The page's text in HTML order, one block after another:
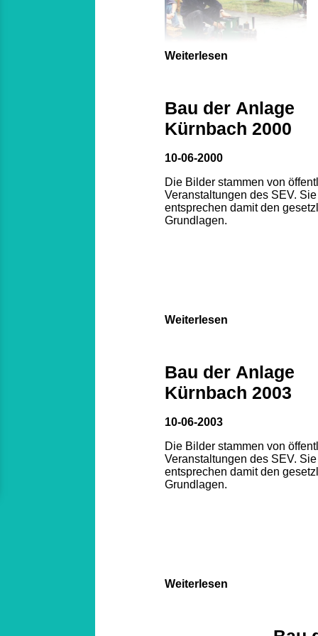
Weiterlesen
Bau der Anlage
Kürnbach 2000
10-06-2000
Die Bilder stammen von
Veranstaltungen des SEV. Sie
entsprechen damit den
Grundlagen.
Weiterlesen
Bau der Anlage
Kürnbach 2003
10-06-2003
Die Bilder stammen von
Veranstaltungen des SEV. Sie
entsprechen damit den
Grundlagen.
Weiterlesen